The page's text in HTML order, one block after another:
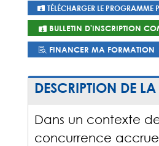
TÉLÉCHARGER LE PROGRAMME
BULLETIN D'INSCRIPTION
FINANCER MA FORMATION
DESCRIPTION DE
Dans un contexte
concurrence